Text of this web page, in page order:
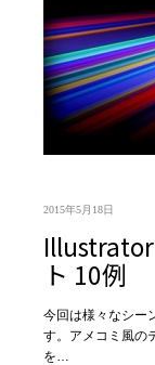
2015年5月18日
ト 10例
今回は様々なシー
す。アメコミ風の
を…